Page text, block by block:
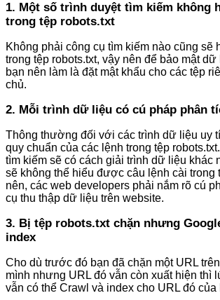
1. Một số trình duyệt tìm kiếm không
trong tệp robots.txt
Không phải công cụ tìm kiếm nào cũng sẽ
trong tệp robots.txt, vậy nên để bảo mật
bạn nên làm là đặt mật khẩu cho các tệp
chủ.
2. Mỗi trình dữ liệu có cú pháp phân
Thông thường đối với các trình dữ liệu uy
quy chuẩn của các lệnh trong tệp
tìm kiếm sẽ có cách giải trình dữ liệu khác
sẽ không thể hiểu được câu lệnh cài trong
nên, các web developers phải nắm rõ cú
cụ thu thập dữ liệu trên website.
3. Bị tệp robots.txt chặn nhưng
index
Cho dù trước đó bạn đã chặn một URL
mình nhưng URL đó vẫn còn xuất hiện thì
vẫn có thể Crawl và index cho URL đó của